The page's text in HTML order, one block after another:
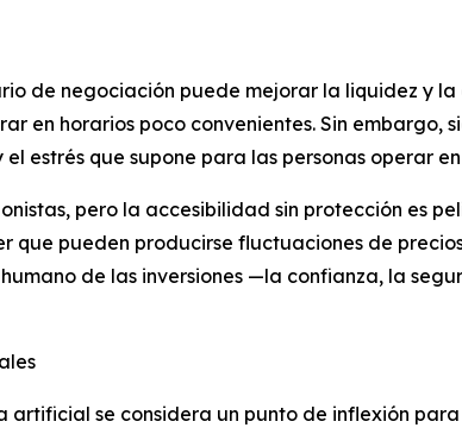
de negociación puede mejorar la liquidez y
en horarios poco convenientes. Sin
estrés que supone para las personas operar
pero la accesibilidad sin protección es
que pueden producirse fluctuaciones de
de las inversiones —la confianza, la
se considera un punto de inflexión